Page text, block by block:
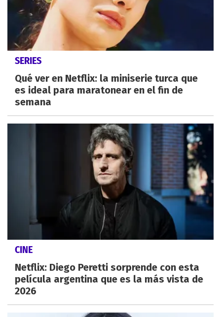
SERIES
Qué ver en Netflix: la miniserie turca que
es ideal para maratonear en el fin de
semana
CINE
Netflix: Diego Peretti sorprende con esta
película argentina que es la más vista de
2026